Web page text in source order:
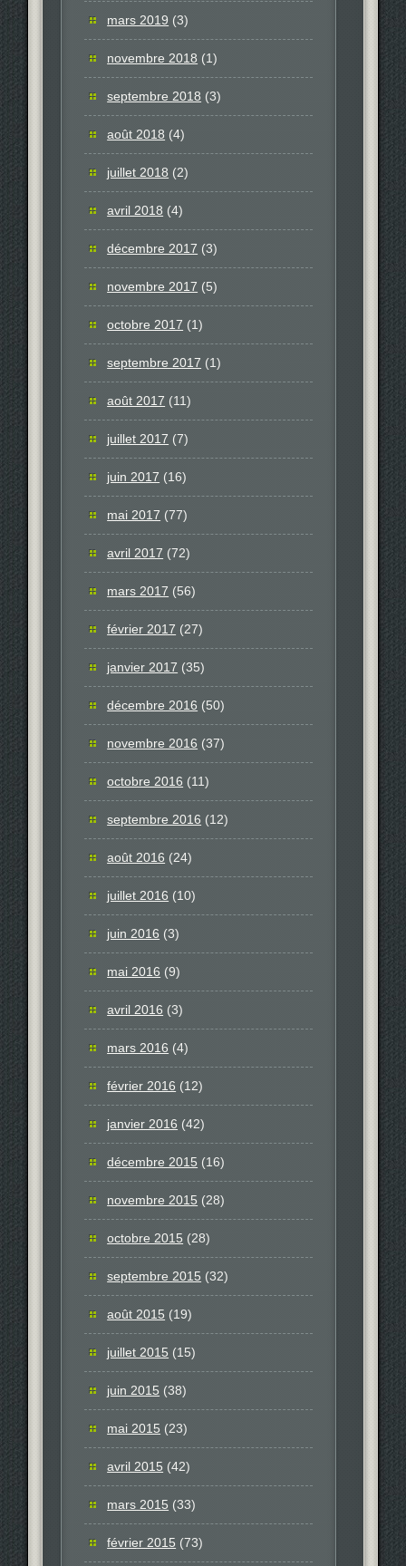
mars 2019 (3)
novembre 2018 (1)
septembre 2018 (3)
août 2018 (4)
juillet 2018 (2)
avril 2018 (4)
décembre 2017 (3)
novembre 2017 (5)
octobre 2017 (1)
septembre 2017 (1)
août 2017 (11)
juillet 2017 (7)
juin 2017 (16)
mai 2017 (77)
avril 2017 (72)
mars 2017 (56)
février 2017 (27)
janvier 2017 (35)
décembre 2016 (50)
novembre 2016 (37)
octobre 2016 (11)
septembre 2016 (12)
août 2016 (24)
juillet 2016 (10)
juin 2016 (3)
mai 2016 (9)
avril 2016 (3)
mars 2016 (4)
février 2016 (12)
janvier 2016 (42)
décembre 2015 (16)
novembre 2015 (28)
octobre 2015 (28)
septembre 2015 (32)
août 2015 (19)
juillet 2015 (15)
juin 2015 (38)
mai 2015 (23)
avril 2015 (42)
mars 2015 (33)
février 2015 (73)